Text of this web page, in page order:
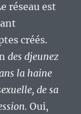
réseau est
créés.
des djeunez
la haine
de sa
Oui,